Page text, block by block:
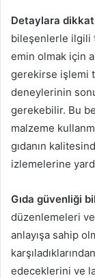
Detaylara
bileşenlerle ilgili
emin olmak için
gerekirse işlemi
deneylerinin
gerekebilir. Bu
malzeme
gıdanın
izlemelerine
Gıda güvenliği
düzenlemeleri ve
anlayışa sahip
edeceklerini ve